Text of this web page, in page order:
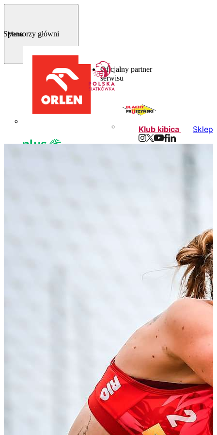
Menu
Sponsorzy główni
Oficjalny partner
serwisu
Klub kibica Sklep